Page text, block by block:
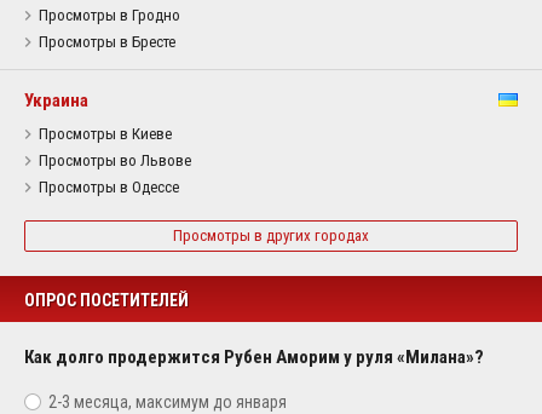
Просмотры в Гродно
Просмотры в Бресте
Украина
Просмотры в Киеве
Просмотры во Львове
Просмотры в Одессе
Просмотры в других городах
ОПРОС ПОСЕТИТЕЛЕЙ
Как долго продержится Рубен Аморим у руля «Милана»?
2-3 месяца, максимум до января